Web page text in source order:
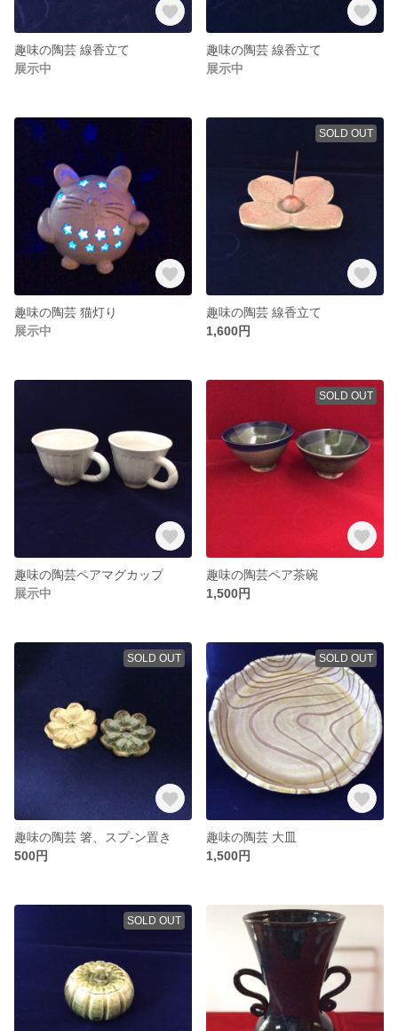
趣味の陶芸 線香立て
展示中
趣味の陶芸 線香立て
展示中
趣味の陶芸 猫灯り
展示中
SOLD OUT
趣味の陶芸 線香立て
1,600円
趣味の陶芸ペアマグカップ
展示中
SOLD OUT
趣味の陶芸ペア茶碗
1,500円
SOLD OUT
趣味の陶芸 箸、スプ-ン置き
500円
SOLD OUT
趣味の陶芸 大皿
1,500円
SOLD OUT